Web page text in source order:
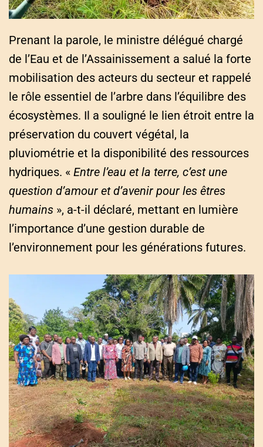
Prenant la parole, le ministre délégué chargé
de l’Eau et de l’Assainissement a salué la forte
mobilisation des acteurs du secteur et rappelé
le rôle essentiel de l’arbre dans l’équilibre des
écosystèmes. Il a souligné le lien étroit entre la
préservation du couvert végétal, la
pluviométrie et la disponibilité des ressources
hydriques. « Entre l’eau et la terre, c’est une
question d’amour et d’avenir pour les êtres
humains », a-t-il déclaré, mettant en lumière
l’importance d’une gestion durable de
l’environnement pour les générations futures.